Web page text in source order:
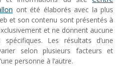
ont été élaborés avec la plus
et son contenu sont présentés à
et ne donnent aucune
Les résultats d’une
selon plusieurs facteurs et
personne à l’autre.